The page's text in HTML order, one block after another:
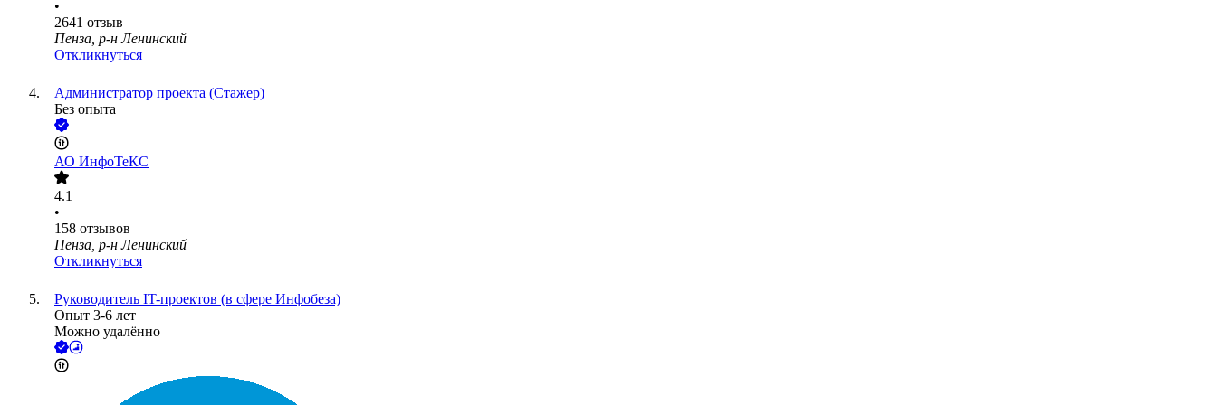
•
2641 отзыв
Пенза, р-н Ленинский
Откликнуться
Администратор проекта (Стажер)
Без опыта
АО ИнфоТеКС
4.1
•
158 отзывов
Пенза, р-н Ленинский
Откликнуться
Руководитель IT-проектов (в сфере Инфобеза)
Опыт 3-6 лет
Можно удалённо